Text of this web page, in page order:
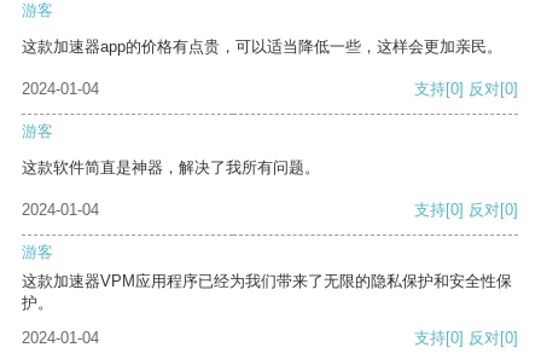
游客
这款加速器app的价格有点贵，可以适当降低一些，这样会更加亲民。
2024-01-04 支持[0] 反对[0]
游客
这款软件简直是神器，解决了我所有问题。
2024-01-04 支持[0] 反对[0]
游客
这款加速器VPM应用程序已经为我们带来了无限的隐私保护和安全性保
护。
2024-01-04
支持[0] 反对[0]